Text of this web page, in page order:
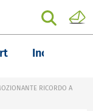
Inchieste
RICORDO A